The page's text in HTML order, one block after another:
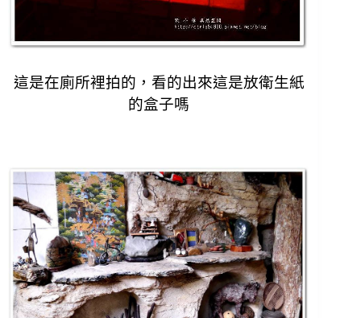
這是在廁所裡拍的， 看的出來這是放衛生紙
的盒子嗎